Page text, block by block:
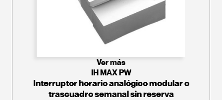
Ver más
IH MAX PW
Interruptor horario analógico modular o
trascuadro semanal sin reserva